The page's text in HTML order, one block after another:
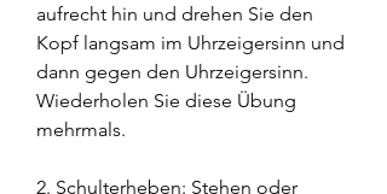
aufrecht hin und drehen Sie den
Kopf langsam im Uhrzeigersinn und
dann gegen den Uhrzeigersinn.
Wiederholen Sie diese Übung
mehrmals.
2. Schulterheben: Stehen oder